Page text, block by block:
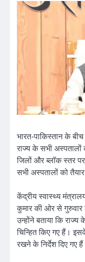
भारत-पाकिस्तान के
राज्य के सभी अस्पतालों
जिलों और ब्लॉक स्तर
सभी अस्पतालों को
केंद्रीय स्वास्थ्य
कुमार की ओर से गुरुवार
उन्होंने बताया कि
चिन्हित किए गए हैं।
रखने के निर्देश दिए गए